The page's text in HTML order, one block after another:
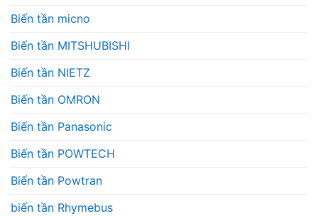
Biến tần micno
Biến tần MITSHUBISHI
Biến tần NIETZ
Biến tần OMRON
Biến tần Panasonic
Biến tần POWTECH
Biến tần Powtran
biến tần Rhymebus